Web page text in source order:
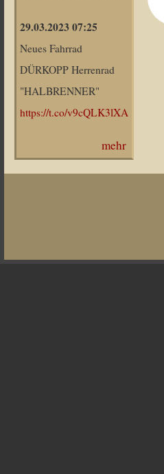
29.03.2023 07:25
Neues Fahrrad
DÜRKOPP Herrenrad
"HALBRENNER"
https://t.co/v9cQLK3lXA
mehr